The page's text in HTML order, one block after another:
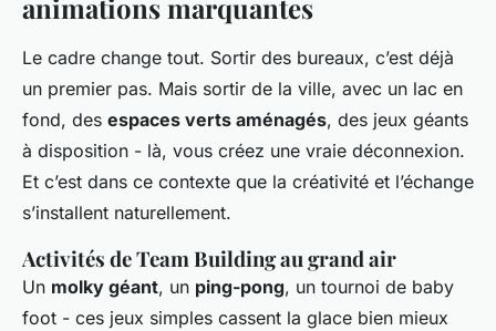
animations marquantes
Le cadre change tout. Sortir des bureaux, c’est déjà
un premier pas. Mais sortir de la ville, avec un lac en
fond, des espaces verts aménagés, des jeux géants
à disposition - là, vous créez une vraie déconnexion.
Et c’est dans ce contexte que la créativité et l’échange
s’installent naturellement.
Activités de Team Building au grand air
Un molky géant, un ping-pong, un tournoi de baby
foot - ces jeux simples cassent la glace bien mieux